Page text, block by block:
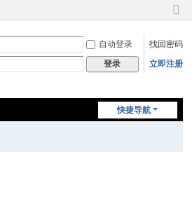
切
到
窄
自动登录
找回密码
登录 立即注册
快捷导航